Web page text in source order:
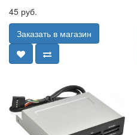
45 руб.
Заказать в магазин